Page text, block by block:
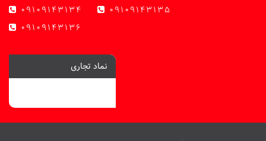
09109143134
09109143135
09109143136
نماد تجاری